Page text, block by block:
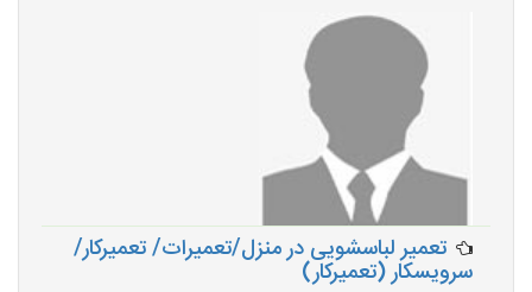
تعمیر لباسشویی در منزل/تعمیرات/ تعمیرکار/
سرویسکار (تعمیرکار)